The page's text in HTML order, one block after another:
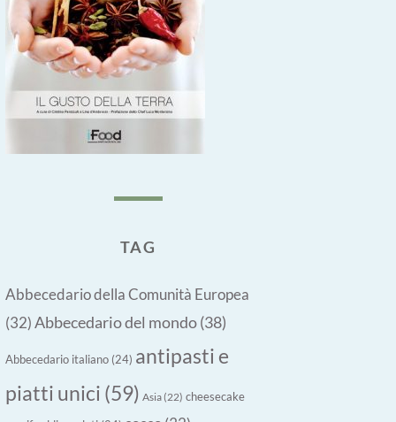
TAG
Abbecedario della Comunità Europea
(32) Abbecedario del mondo(38)
Abbecedario italiano (24) antipasti e
piatti unici (59) Asia(22) cheesecake